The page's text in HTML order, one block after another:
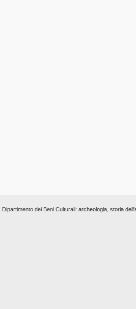
Dipartimento dei Beni Culturali: archeologia, storia